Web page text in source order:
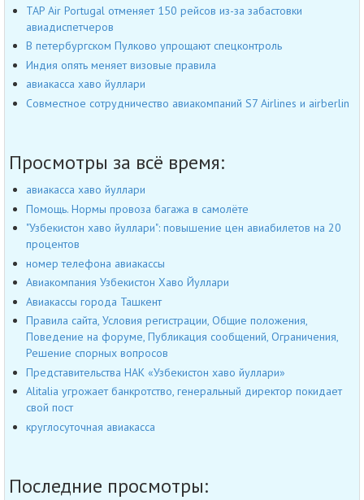
TAP Air Portugal отменяет 150 рейсов из-за забастовки
авиадиспетчеров
В петербургском Пулково упрощают спецконтроль
Индия опять меняет визовые правила
авиакасса хаво йуллари
Совместное сотрудничество авиакомпаний S7 Airlines и airberlin
Просмотры за всё время:
авиакасса хаво йуллари
Помощь. Нормы провоза багажа в самолёте
"Узбекистон хаво йуллари": повышение цен авиабилетов на 20
процентов
номер телефона авиакассы
Авиакомпания Узбекистон Хаво Йуллари
Авиакассы города Ташкент
Правила сайта, Условия регистрации, Общие положения,
Поведение на форуме, Публикация сообщений, Ограничения,
Решение спорных вопросов
Представительства НАК «Узбекистон хаво йуллари»
Alitalia угрожает банкротство, генеральный директор покидает
свой пост
круглосуточная авиакасса
Последние просмотры: